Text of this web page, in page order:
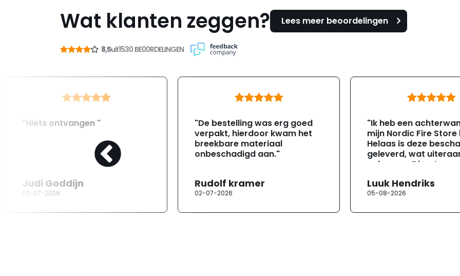
Wat klanten zeggen? Lees meer beoordelingen
8,5uit1530 BE00RDELINGEN
"Niets ontvangen "
Judi Goddijn
02-07-2026
"De bestelling was erg goed
verpakt, hierdoor kwam het
breekbare materiaal
onbeschadigd aan."
Rudolf kramer
02-07-2026
"Ik heb een
mijn Nordic Fire
Helaas is deze
geleverd, wat
gebeuren. Direct na
opgenomen met de
klantenservice. Helaas
erg moeizaam;
Luuk Hendriks
05-08-2026